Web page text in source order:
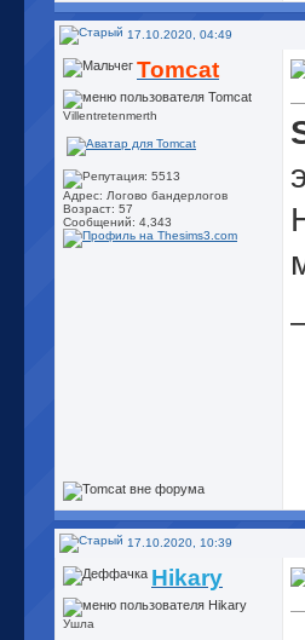
17.10.2020, 04:49
Tomcat
Villentretenmerth
Адрес: Логово бандерлогов
Возраст: 57
Сообщений: 4,343
17.10.2020, 10:39
Hikary
Ушла